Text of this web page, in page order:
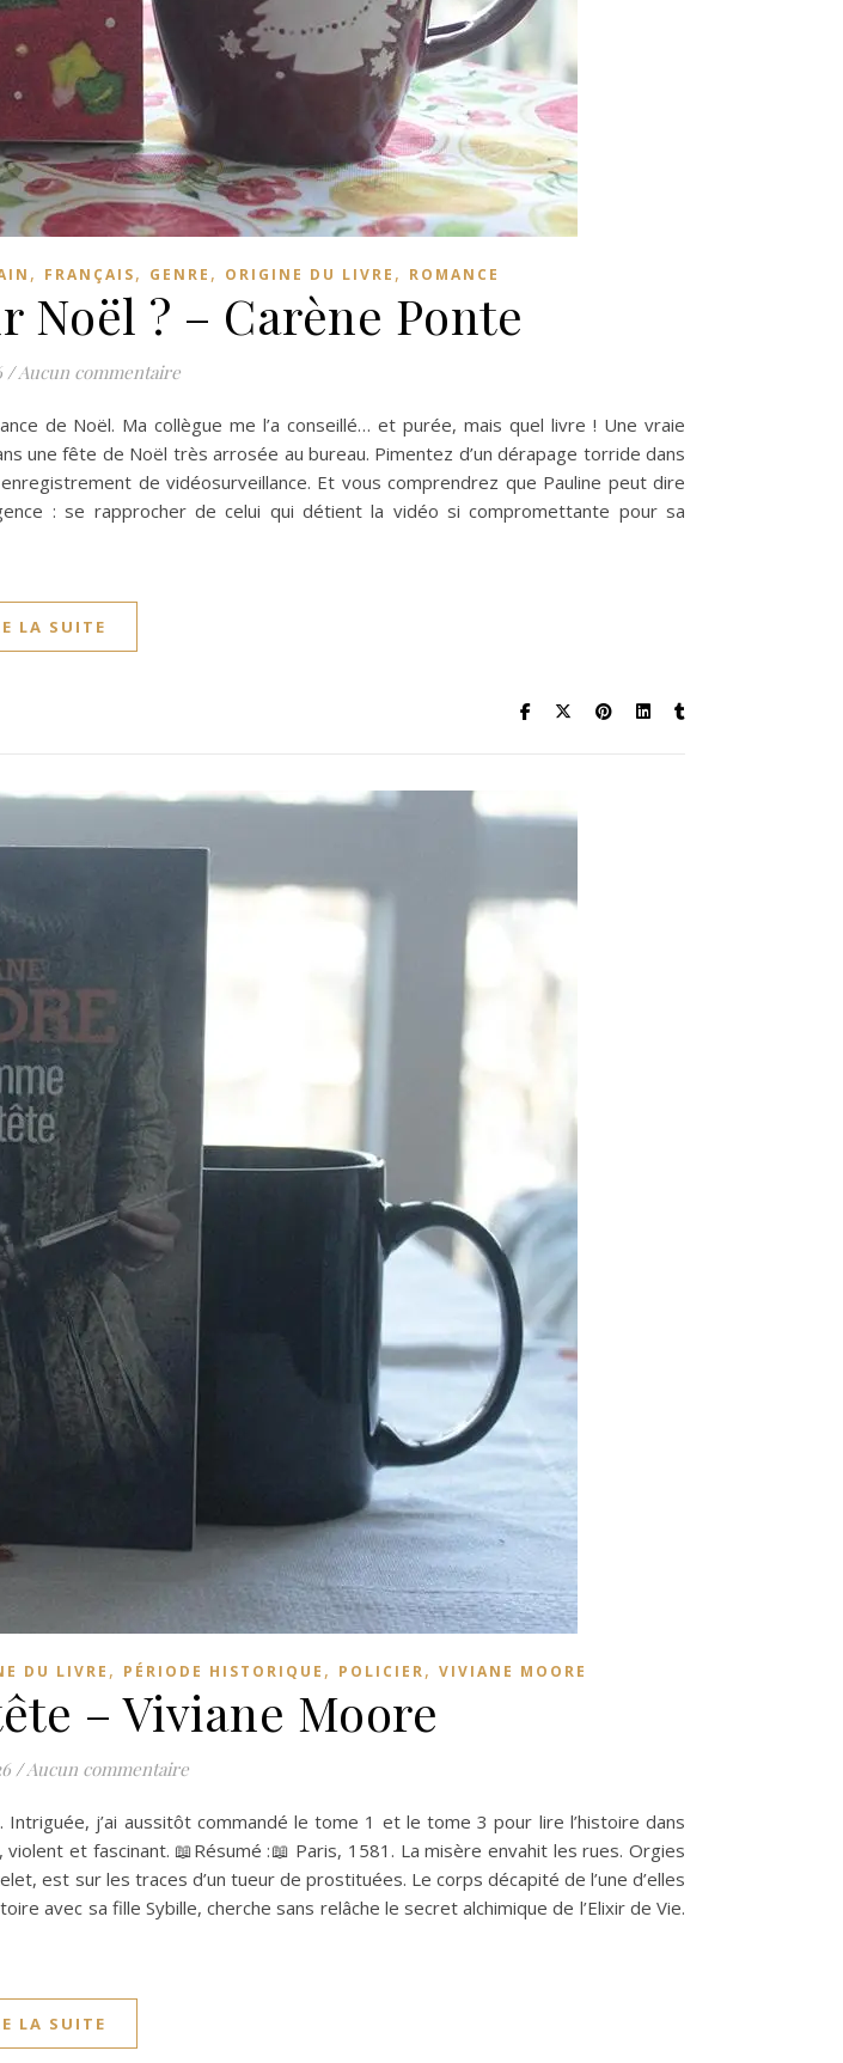
, FRANÇAIS, GENRE , ORIGINE DU LIVRE , ROMANCE
Noël ? – Carène Ponte
/Aucun commentaire
de Noël. Ma collègue me l’a conseillé… et purée, mais quel livre ! Une vraie
une fête de Noël très arrosée au bureau. Pimentez d’un dérapage torride dans
de vidéosurveillance. Et vous comprendrez que Pauline peut dire
: se rapprocher de celui qui détient la vidéo si compromettante pour sa
LA SUITE
DU LIVRE , PÉRIODE HISTORIQUE , POLICIER, VIVIANE MOORE
– Viviane Moore
/Aucun commentaire
j’ai aussitôt commandé le tome 1 et le tome 3 pour lire l’histoire dans
et fascinant. 📖Résumé :📖 Paris, 1581. La misère envahit les rues. Orgies
est sur les traces d’un tueur de prostituées. Le corps décapité de l’une d’elles
avec sa fille Sybille, cherche sans relâche le secret alchimique de l’Elixir de Vie.
LA SUITE